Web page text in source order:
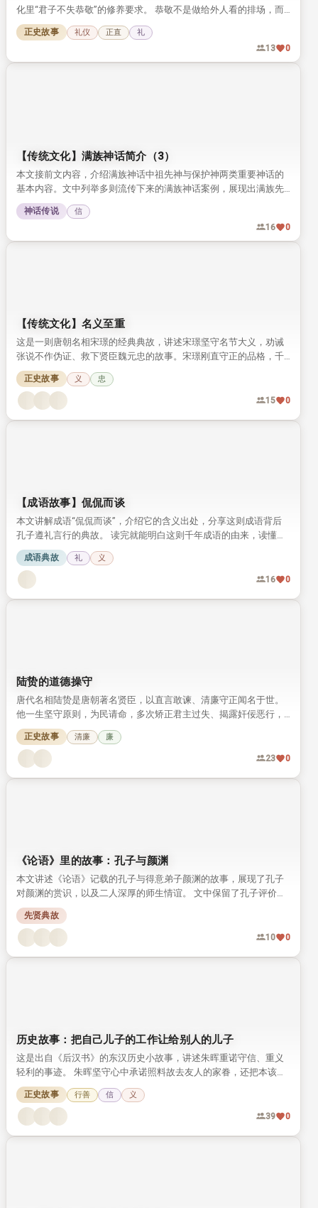
化里“君子不失恭敬”的修养要求。 恭敬不是做给外人看的排场，而
是藏在日常细节里的自律，值得今人品读参考。
正史故事 礼仪 正直 礼
13 0
【传统文化】满族神话简介（3）
本文接前文内容，介绍满族神话中祖先神与保护神两类重要神话的
基本内容。文中列举多则流传下来的满族神话案例，展现出满族先
民独特的信仰与文化特质。
神话传说 信
16 0
【传统文化】名义至重
这是一则唐朝名相宋璟的经典典故，讲述宋璟坚守名节大义，劝诫
张说不作伪证、救下贤臣魏元忠的故事。宋璟刚直守正的品格，千
年来一直被世人称颂。
正史故事 义 忠
15 0
【成语故事】侃侃而谈
本文讲解成语“侃侃而谈”，介绍它的含义出处，分享这则成语背后
孔子遵礼言行的典故。 读完就能明白这则千年成语的由来，读懂孔
子言传身教践行周礼的故事。
成语典故 礼 义
16 0
陆贽的道德操守
唐代名相陆贽是唐朝著名贤臣，以直言敢谏、清廉守正闻名于世。
他一生坚守原则，为民请命，多次矫正君主过失、揭露奸佞恶行，
留下诸多经世名言与高尚风范，至今仍被人称道。
正史故事 清廉 廉
23 0
《论语》里的故事：孔子与颜渊
本文讲述《论语》记载的孔子与得意弟子颜渊的故事，展现了孔子
对颜渊的赏识，以及二人深厚的师生情谊。 文中保留了孔子评价颜
渊的经典原文，还原了颜渊贤德好学的儒者形象。
先贤典故
10 0
历史故事：把自己儿子的工作让给别人的儿子
这是出自《后汉书》的东汉历史小故事，讲述朱晖重诺守信、重义
轻利的事迹。 朱晖坚守心中承诺照料故去友人的家眷，还把本该给
自家儿子的做官机会让给友人遗孤，尽显古人行善重德的风骨。
正史故事 行善 信 义
39 0